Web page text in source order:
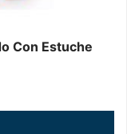
Con Estuche